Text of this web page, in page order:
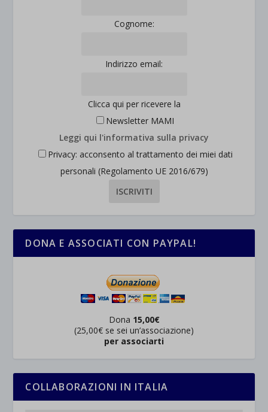
Cognome:
Indirizzo email:
Clicca qui per ricevere la
Newsletter MAMI
Leggi qui l'informativa sulla privacy
Privacy: acconsento al trattamento dei miei dati
personali (Regolamento UE 2016/679)
DONA E ASSOCIATI CON PAYPAL!
Dona 15,00€
(25,00€ se sei un’associazione)
per associarti
COLLABORAZIONI IN ITALIA